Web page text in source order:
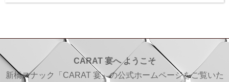
CARAT 宴へ ようこそ
新橋スナック「CARAT 宴」の公式ホームページをご覧いた